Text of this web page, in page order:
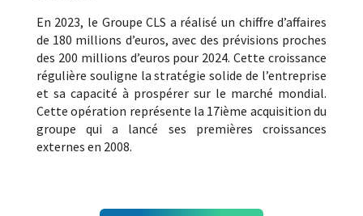
En 2023, le Groupe CLS a réalisé un chiffre d’affaires
de 180 millions d’euros, avec des prévisions proches
des 200 millions d’euros pour 2024. Cette croissance
régulière souligne la stratégie solide de l’entreprise
et sa capacité à prospérer sur le marché mondial.
Cette opération représente la 17ième acquisition du
groupe qui a lancé ses premières croissances
externes en 2008.